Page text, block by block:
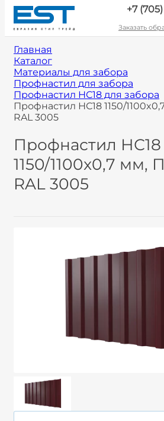
+7
Заказать
Главная
Каталог
Материалы для забора
Профнастил для забора
Профнастил НС18 для забора
Профнастил НС18 1150/
RAL 3005
Профнастил НС18
1150/1100x0,7 мм,
RAL 3005